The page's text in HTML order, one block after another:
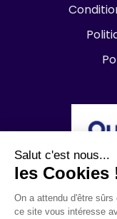
Salut c'est nous...
les Cookies
On a attendu d'être sûrs
ce site vous intéresse